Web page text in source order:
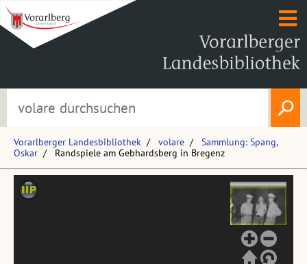
Vorarlberger Landesbibliothek volare
Sammlung: Spang,
Oskar
Randspiele am Gebhardsberg in Bregenz